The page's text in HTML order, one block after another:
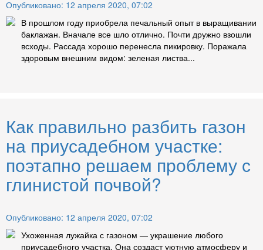
Опубликовано: 12 апреля 2020, 07:02
В прошлом году приобрела печальный опыт в выращивании
баклажан. Вначале все шло отлично. Почти дружно взошли
всходы. Рассада хорошо перенесла пикировку. Поражала
здоровым внешним видом: зеленая листва...
Как правильно разбить газон
на приусадебном участке:
поэтапно решаем проблему с
глинистой почвой?
Опубликовано: 12 апреля 2020, 07:02
Ухоженная лужайка с газоном — украшение любого
приусадебного участка. Она создаст уютную атмосферу и